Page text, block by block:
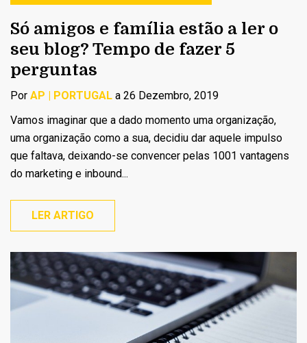
Só amigos e família estão a ler o
seu blog? Tempo de fazer 5
perguntas
Por AP | PORTUGAL a 26 Dezembro, 2019
Vamos imaginar que a dado momento uma organização,
uma organização como a sua, decidiu dar aquele impulso
que faltava, deixando-se convencer pelas 1001 vantagens
do marketing e inbound...
LER ARTIGO